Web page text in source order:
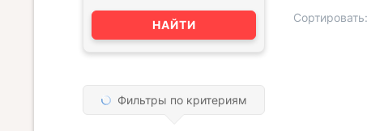
Сортировать:
НАЙТИ
Фильтры по критериям